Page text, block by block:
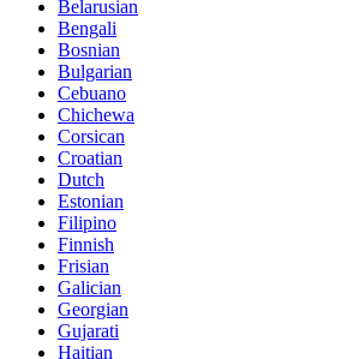
Belarusian
Bengali
Bosnian
Bulgarian
Cebuano
Chichewa
Corsican
Croatian
Dutch
Estonian
Filipino
Finnish
Frisian
Galician
Georgian
Gujarati
Haitian